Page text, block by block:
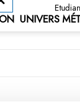
UNIVERS